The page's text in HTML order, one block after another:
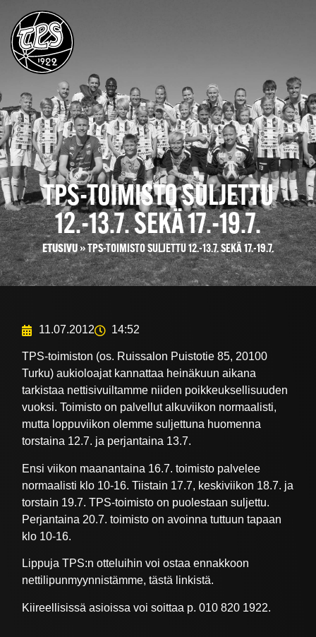
TPS-TOIMISTO SULJETTU
12.-13.7. SEKÄ 17.-19.7.
ETUSIVU»TPS-TOIMISTO SULJETTU 12.-13.7. SEKÄ 17.-19.7.
11.07.2012 14:52
TPS-toimiston (os. Ruissalon Puistotie 85, 20100
Turku) aukioloajat kannattaa heinäkuun aikana
tarkistaa nettisivuiltamme niiden poikkeuksellisuuden
vuoksi. Toimisto on palvellut alkuviikon normaalisti,
mutta loppuviikon olemme suljettuna huomenna
torstaina 12.7. ja perjantaina 13.7.
Ensi viikon maanantaina 16.7. toimisto palvelee
normaalisti klo 10-16. Tiistain 17.7, keskiviikon 18.7. ja
torstain 19.7. TPS-toimisto on puolestaan suljettu.
Perjantaina 20.7. toimisto on avoinna tuttuun tapaan
klo 10-16.
Lippuja TPS:n otteluihin voi ostaa ennakkoon
nettilipunmyynnistämme, tästä linkistä.
Kiireellisissä asioissa voi soittaa p. 010 820 1922.